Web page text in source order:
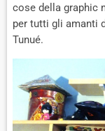
cose della graphic
per tutti gli amanti
Tunué.